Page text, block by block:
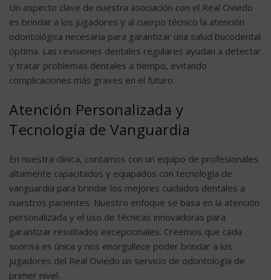
Un aspecto clave de nuestra asociación con el Real Oviedo
es brindar a los jugadores y al cuerpo técnico la atención
odontológica necesaria para garantizar una salud bucodental
óptima. Las revisiones dentales regulares ayudan a detectar
y tratar problemas dentales a tiempo, evitando
complicaciones más graves en el futuro.
Atención Personalizada y
Tecnología de Vanguardia
En nuestra clínica, contamos con un equipo de profesionales
altamente capacitados y equipados con tecnología de
vanguardia para brindar los mejores cuidados dentales a
nuestros pacientes. Nuestro enfoque se basa en la atención
personalizada y el uso de técnicas innovadoras para
garantizar resultados excepcionales. Creemos que cada
sonrisa es única y nos enorgullece poder brindar a los
jugadores del Real Oviedo un servicio de odontología de
primer nivel.